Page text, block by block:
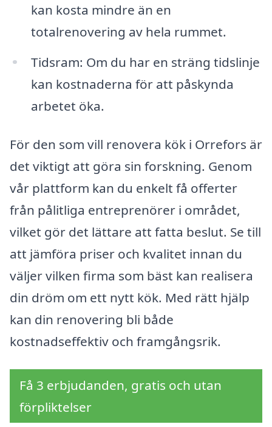
kan kosta mindre än en
totalrenovering av hela rummet.
Tidsram: Om du har en sträng tidslinje
kan kostnaderna för att påskynda
arbetet öka.
För den som vill renovera kök i Orrefors är
det viktigt att göra sin forskning. Genom
vår plattform kan du enkelt få offerter
från pålitliga entreprenörer i området,
vilket gör det lättare att fatta beslut. Se till
att jämföra priser och kvalitet innan du
väljer vilken firma som bäst kan realisera
din dröm om ett nytt kök. Med rätt hjälp
kan din renovering bli både
kostnadseffektiv och framgångsrik.
Få 3 erbjudanden, gratis och utan
förpliktelser